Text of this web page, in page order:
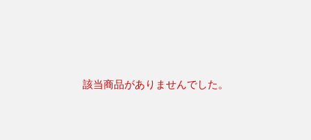
該当商品がありませんでした。